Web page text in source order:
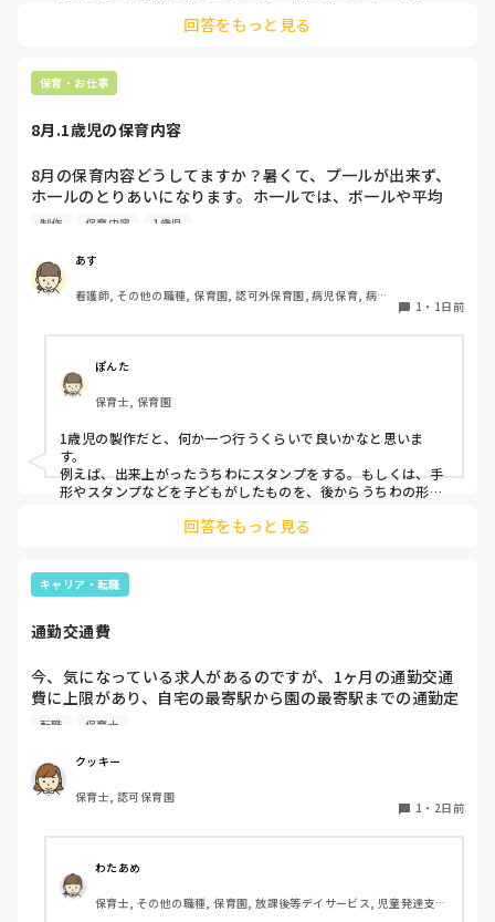
た、ストッパー付きキャスターをつけたロー棚を仕切りにすれ
り、脚元に水入りペットボトルなどの重りを付けて補強してみ
てくださいね。安全で使いやすい方法が見つかるよう応援して
回答をもっと見る
保育・お仕事
8月.1歳児の保育内容
8月の保育内容どうしてますか？暑くて、プ一ルが出来ず、
ホ一ルのとりあいになります。ホ一ルでは、ボ一ルや平均
台、風船で遊んでいます。製作で、うちわや望遠鏡や風鈴🎐
クラスです、玩具で遊ばせながら、何人かずつよんで、やっ
ています。何か、いいアイデアや、工夫など、何でもいいの
で、教えて下さい。
制作 保育内容 1歳児
あす
看護師, その他の職種, 保育園, 認可外保育園, 病児保育, 病院
1 ・ 1日前
ぽんた
保育士, 保育園
1歳児の製作だと、何か一つ行うくらいで良いかなと思いま
す。
例えば、出来上がったうちわにスタンプをする。もしくは、手
形やスタンプなどを子どもがしたものを、後からうちわの形に
雨遊び、氷遊び、など間食遊びをたくさん行っています。
す！いつもと違うおもちゃ、室内に興味津々です！
回答をもっと見る
キャリア・転職
通勤交通費
今、気になっている求人があるのですが、1ヶ月の通勤交通
費に上限があり、自宅の最寄駅から園の最寄駅までの通勤定
期代が5,000円ほどオーバーします
私としてはなかなか大きい金額なので、この時点で応募を迷
っているのですが、皆さんならどうしますか？
転職 保育士
クッキー
保育士, 認可保育園
1 ・ 2日前
わたあめ
保育士, その他の職種, 保育園, 放課後等デイサービス, 児童発達支援